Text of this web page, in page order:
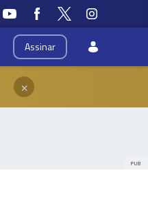
Assinar
×
PUB